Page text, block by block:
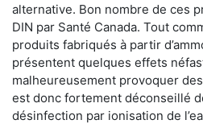
alternative. Bon nombre de ces
DIN par Santé Canada. Tout
produits fabriqués à partir
présentent quelques effets
malheureusement provoquer
est donc fortement déconseillé
désinfection par ionisation de